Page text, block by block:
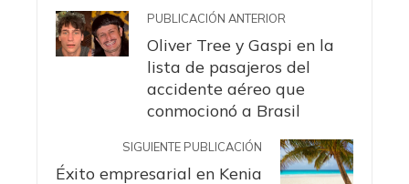
PUBLICACIÓN ANTERIOR
Oliver Tree y Gaspi en la
lista de pasajeros del
accidente aéreo que
conmocionó a Brasil
SIGUIENTE PUBLICACIÓN
Éxito empresarial en Kenia